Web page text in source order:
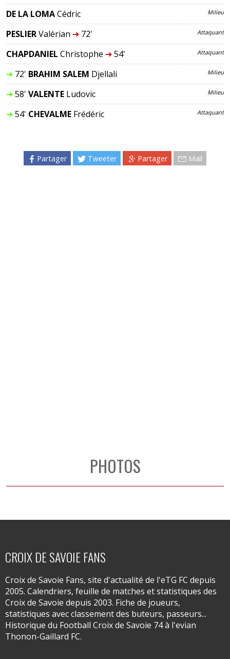
DE LA LOMACédric Milieu
PESLIERValérian ➔72' Attaquant
CHAPDANIEL Christophe ➔54' Attaquant
➔72' BRAHIM SALEM Djellali Milieu
➔58' VALENTE Ludovic Milieu
➔54' CHEVALME Frédéric Attaquant
Partager Tweeter Partager Mail
PHOTOS
CROIX DE SAVOIE FANS
Croix de Savoie Fans, site d'actualité de l'eTG FC depuis
2005. Calendriers, feuille de matches et statistiques des
Croix de Savoie depuis 2003. Fiche de joueurs,
statistiques avec classement des buteurs, passeurs...
Historique du Football Croix de Savoie 74 à l'evian
Thonon-Gaillard FC.